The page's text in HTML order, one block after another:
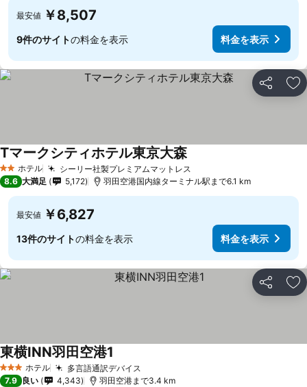
最安値 ￥8,507
9件のサイトの料金を表示 料金を表示
シェア お
2 ホテルのランク
ホテル シーリー社製プレミアムマットレス
Tマークシティホテル東京大森
8.6 大満足 5,172 羽田空港国内線ターミナル駅まで6.1 km
最安値 ￥6,827
13件のサイトの料金を表示 料金を表示
シェア お
3 ホテルのランク
ホテル 多言語通訳デバイス
東横INN羽田空港1
7.9 良い 4,343 羽田空港まで3.4 km